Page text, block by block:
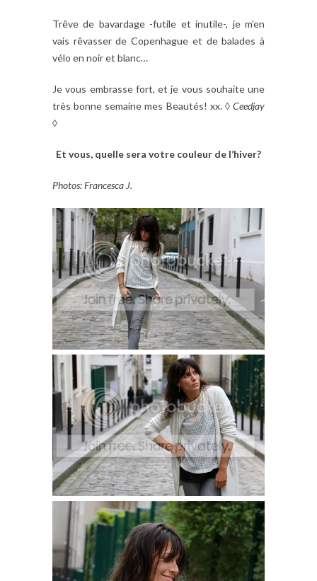
Trêve de bavardage -futile et inutile-, je m’en
vais rêvasser de Copenhague et de balades à
vélo en noir et blanc…
Je vous embrasse fort, et je vous souhaite une
très bonne semaine mes Beautés! xx. ◊ Ceedjay
◊
Et vous, quelle sera votre couleur de l’hiver?
Photos: Francesca J.